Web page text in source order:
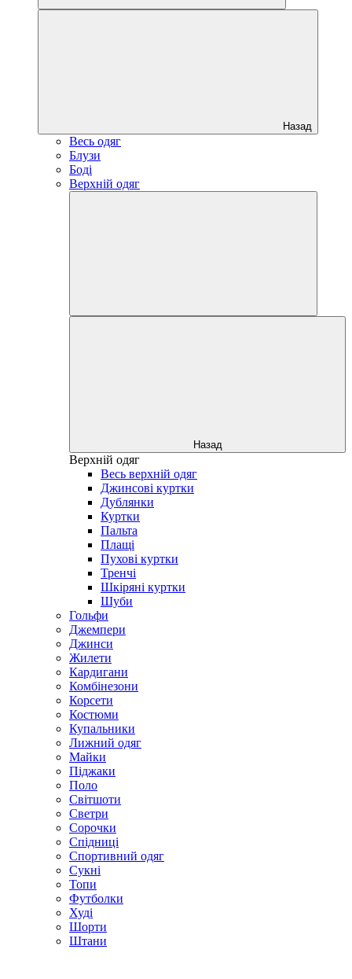
Назад
Весь одяг
Блузи
Боді
Верхній одяг
Назад
Верхній одяг
Весь верхній одяг
Джинсові куртки
Дублянки
Куртки
Пальта
Плащі
Пухові куртки
Тренчі
Шкіряні куртки
Шуби
Гольфи
Джемпери
Джинси
Жилети
Кардигани
Комбінезони
Корсети
Костюми
Купальники
Лижний одяг
Майки
Піджаки
Поло
Світшоти
Светри
Сорочки
Спідниці
Спортивний одяг
Сукні
Топи
Футболки
Худі
Шорти
Штани